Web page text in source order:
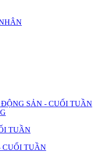
SẢN - CUỐI TUẦN
TUẦN
TUẦN